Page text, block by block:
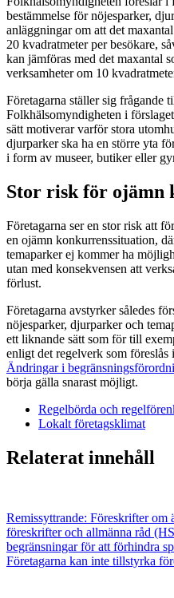
bestämmelse för nöjesparker,
anläggningar om att det
20 kvadratmeter per besökare,
kan jämföras med det maxantal
verksamheter om 10
Företagarna ställer sig frågande
Folkhälsomyndigheten i
sätt motiverar varför stora
djurparker ska ha en större yta
i form av museer, butiker eller
Stor risk för ojämn
Företagarna ser en stor risk att
en ojämn konkurrenssituation,
temaparker ej kommer ha
utan med konsekvensen att
förlust.
Företagarna avstyrker således
nöjesparker, djurparker och
ett liknande sätt som för till
enligt det regelverk som föreslås i
Ändringar i
börja gälla snarast möjligt.
Regelbörda och
Lokalt företagsklimat
Relaterat innehåll
Remissyttrande: Föreskrifter
föreskrifter och allmänna råd
begränsningar för att förhindra
Företagarna kan inte tillstyrka